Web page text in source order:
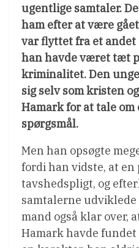
ugentlige samtaler.
ham efter at være
var flyttet fra et andet
han havde været tæt
kriminalitet. Den
sig selv som kristen
Hamark for at tale
spørgsmål.
Men han opsøgte
fordi han vidste, at
tavshedspligt, og
samtalerne udviklede
mand også klar over,
Hamark havde